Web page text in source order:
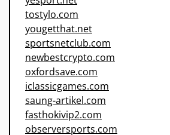
tostylo.com
yougetthat.net
sportsnetclub.com
newbestcrypto.com
oxfordsave.com
iclassicgames.com
saung-artikel.com
fasthokivip2.com
observersports.com